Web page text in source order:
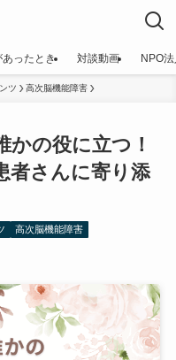
あったとき 対談動画 NPO
ツ 高次脳機能障害
かの役に立つ！
者さんに寄り添
高次脳機能障害